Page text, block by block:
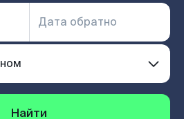
Найти